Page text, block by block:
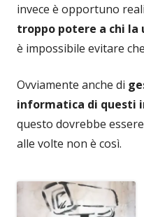
invece è opportuno
troppo potere a chi
è impossibile evitare
Ovviamente anche di
informatica di questi
questo dovrebbe
alle volte non è così.